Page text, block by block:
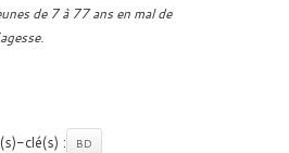
de 7 à 77 ans en mal de
clé(s) : BD